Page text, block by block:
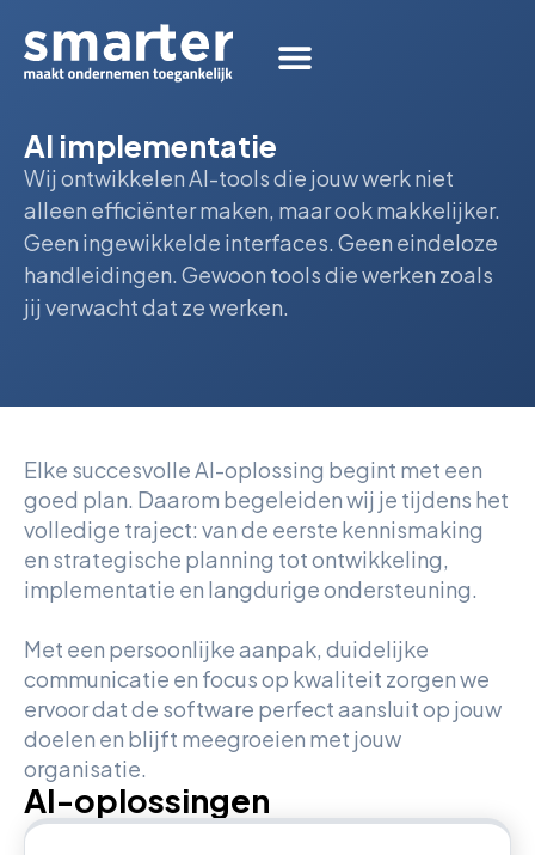
AI implementatie
Wij ontwikkelen AI-tools die jouw werk niet
alleen efficiënter maken, maar ook makkelijker.
Geen ingewikkelde interfaces. Geen eindeloze
handleidingen. Gewoon tools die werken zoals
jij verwacht dat ze werken.
Elke succesvolle AI-oplossing begint met een
goed plan. Daarom begeleiden wij je tijdens het
volledige traject: van de eerste kennismaking
en strategische planning tot ontwikkeling,
implementatie en langdurige ondersteuning.
Met een persoonlijke aanpak, duidelijke
communicatie en focus op kwaliteit zorgen we
ervoor dat de software perfect aansluit op jouw
doelen en blijft meegroeien met jouw
organisatie.
AI-oplossingen